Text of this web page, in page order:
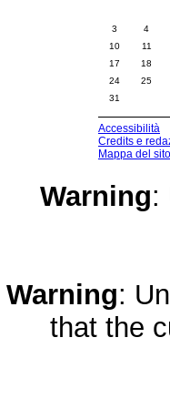
3
4
10
11
17
18
24
25
31
Accessibilità
Credits e
Mappa del sito
Warning:
Warning:
that the